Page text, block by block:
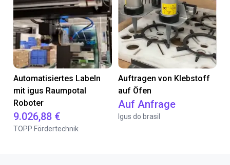
Automatisiertes Labeln
mit igus Raumpotal
Roboter
9.026,88 €
TOPP Fördertechnik
Auftragen von Klebstoff
auf Öfen
Auf Anfrage
Igus do brasil